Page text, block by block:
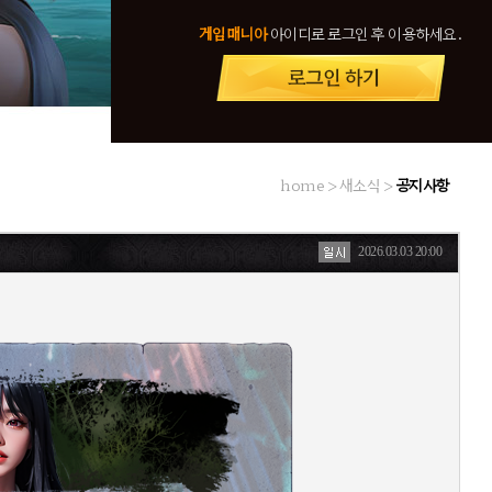
게임매니아아이디로 로그인 후 이용하세요.
home > 새소식 > 공지사항
2026.03.03 20:00